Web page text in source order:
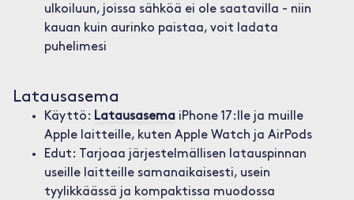
ulkoiluun, joissa sähköä ei ole saatavilla - niin
kauan kuin aurinko paistaa, voit ladata
puhelimesi
Latausasema
Käyttö: LatausasemaiPhone 17:lle ja muille
Apple laitteille, kuten Apple Watch ja AirPods
Edut: Tarjoaa järjestelmällisen latauspinnan
useille laitteille samanaikaisesti, usein
tyylikkäässä ja kompaktissa muodossa